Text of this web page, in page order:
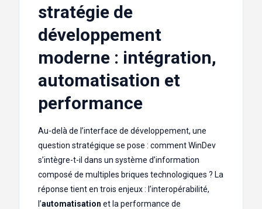
stratégie de
développement
moderne : intégration,
automatisation et
performance
Au-delà de l’interface de développement, une
question stratégique se pose : comment WinDev
s’intègre-t-il dans un système d’information
composé de multiples briques technologiques ? La
réponse tient en trois enjeux : l’interopérabilité,
l’automatisation et la performance de